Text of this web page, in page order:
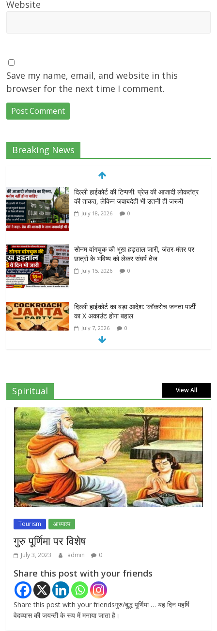
Website
Save my name, email, and website in this
browser for the next time I comment.
Breaking News
की ताकत, लेकिन जवाबदेही भी उतनी ही जरूरी
July 18, 2026
छात्रों के भविष्य को लेकर संघर्ष तेज
दिल्ली हाईकोर्ट का बड़ा आदेश: ‘कॉकरोच जनता पार्टी’
का X अकाउंट होगा बहाल
राजनाथ सिंह से लगाई गुहार
July 7, 2026
फैसला, 13 FIR मामलों में प्रदर्शनकारियों को राहत
July 31, 2026 0
राम जन्मभूमि ट्रस्ट पर भ्रष्टाचार के आरोप: विपक्ष ने
प्रधानमंत्री को लिखा संयुक्त पत्र, स्वतंत्र जांच की
मांग
July 20, 2026 0
Spiritual View All
Tourism आध्यात्म
गुरु पूर्णिमा पर विशेष
July 3, 2023 admin 0
Share this post with your friends
Share this post with your friendsगुरु/बुद्ध पूर्णिमा … यह दिन महर्षि
वेदव्यास की जयन्ती के रूप में मनाया जाता है।